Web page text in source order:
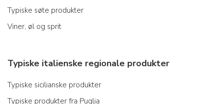
Typiske søte produkter
Viner, øl og sprit
Typiske italienske regionale produkter
Typiske sicilianske produkter
Typiske produkter fra Puglia